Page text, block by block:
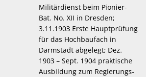
Militärdienst beim Pionier-
Bat. No. XII in Dresden;
3.11.1903 Erste Hauptprüfung
für das Hochbaufach in
Darmstadt abgelegt; Dez.
1903 – Sept. 1904 praktische
Ausbildung zum Regierungs-